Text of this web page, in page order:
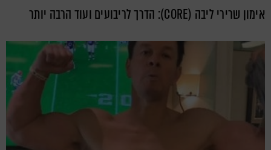
אימון שרירי ליבה (CORE): הדרך לריבועים ועוד הרבה יותר